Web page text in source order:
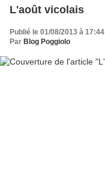
L'août vicolais
Publié le 01/08/2013 à 17:44
Par Blog Poggiolo